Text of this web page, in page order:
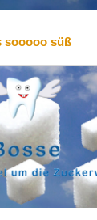
sooooo süß